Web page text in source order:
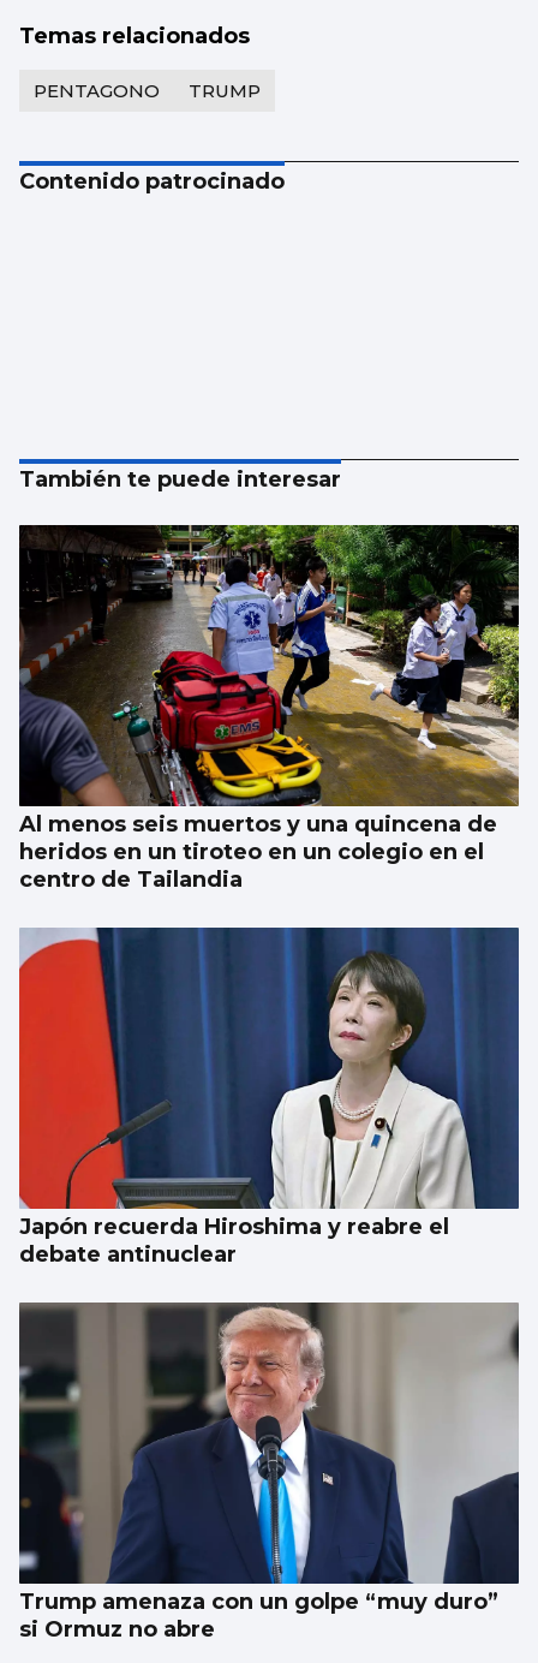
Temas relacionados
PENTAGONO TRUMP
Contenido patrocinado
También te puede interesar
Al menos seis muertos y una quincena de
heridos en un tiroteo en un colegio en el
centro de Tailandia
Japón recuerda Hiroshima y reabre el
debate antinuclear
Trump amenaza con un golpe “muy duro”
si Ormuz no abre